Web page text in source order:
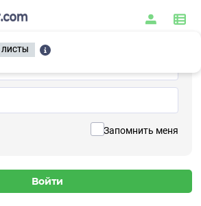
Запомнить меня
ЛИСТЫ
приборы и автоматика / Датчики /
/ 2A201TA-200(T)